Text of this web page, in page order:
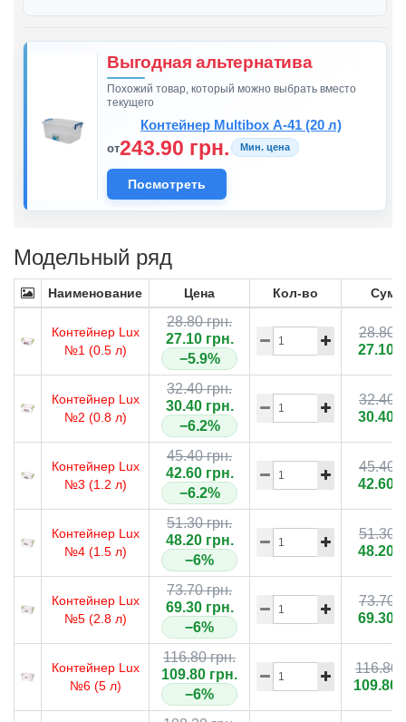
Выгодная альтернатива
Похожий товар, который можно выбрать вместо
текущего
Контейнер Multibox А-41 (20 л)
от243.90 грн. Мин. цена
Посмотреть
Модельный ряд
Наименование Цена Кол-во
Контейнер Lux
№1 (0.5 л)
28.80 грн.
27.10 грн.
−5.9%
28.80
27.10
Контейнер Lux
№2 (0.8 л)
32.40 грн.
30.40 грн.
−6.2%
32.40
30.40
Контейнер Lux
№3 (1.2 л)
45.40 грн.
42.60 грн.
−6.2%
45.40
42.60
Контейнер Lux
№4 (1.5 л)
51.30 грн.
48.20 грн.
−6%
51.30
48.20
Контейнер Lux
№5 (2.8 л)
73.70 грн.
69.30 грн.
−6%
73.70
69.30
Контейнер Lux
№6 (5 л)
116.80 грн.
109.80 грн.
−6%
116.80
109.80